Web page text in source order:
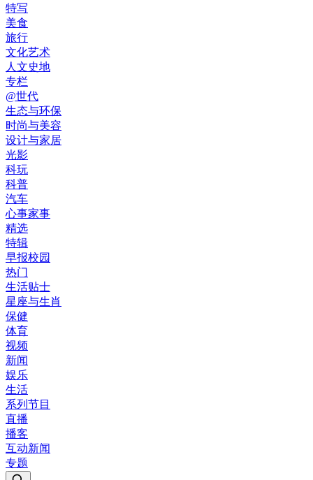
特写
美食
旅行
文化艺术
人文史地
专栏
@世代
生态与环保
时尚与美容
设计与家居
光影
科玩
科普
汽车
心事家事
精选
特辑
早报校园
热门
生活贴士
星座与生肖
保健
体育
视频
新闻
娱乐
生活
系列节目
直播
播客
互动新闻
专题